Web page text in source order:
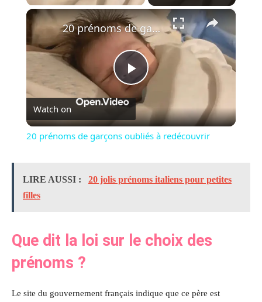
×
Play
Video
20 prénoms de garçons oubliés à redécouvrir
Watch on
20 prénoms de garçons oubliés à redécouvrir
LIRE AUSSI :
20 jolis prénoms italiens pour petites
filles
Que dit la loi sur le choix des
prénoms ?
Le site du gouvernement français indique que ce père est